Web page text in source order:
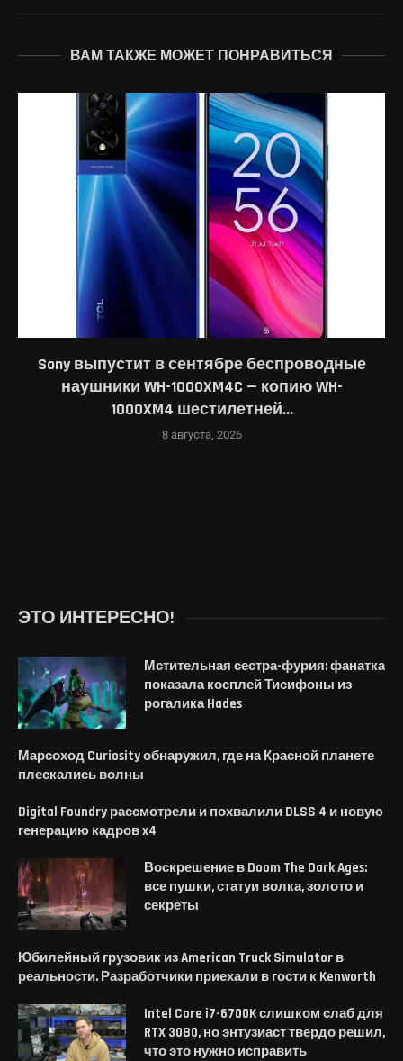
ВАМ ТАКЖЕ МОЖЕТ ПОНРАВИТЬСЯ
Sony выпустит в сентябре беспроводные
наушники WH-1000XM4C — копию WH-
1000XM4 шестилетней...
8 августа, 2026
ЭТО ИНТЕРЕСНО!
Мстительная сестра-фурия: фанатка
показала косплей Тисифоны из
рогалика Hades
Марсоход Curiosity обнаружил, где на Красной планете
плескались волны
Digital Foundry рассмотрели и похвалили DLSS 4 и новую
генерацию кадров x4
Воскрешение в Doom The Dark Ages:
все пушки, статуи волка, золото и
секреты
Юбилейный грузовик из American Truck Simulator в
реальности. Разработчики приехали в гости к Kenworth
Intel Core i7-6700K слишком слаб для
RTX 3080, но энтузиаст твердо решил,
что это нужно исправить